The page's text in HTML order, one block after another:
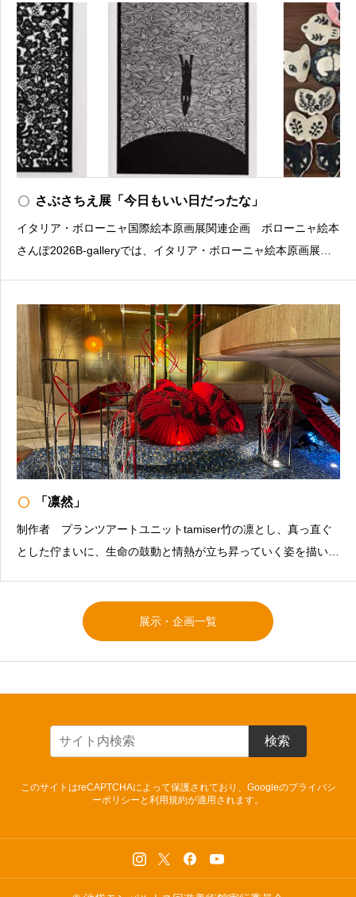
み処とナマちゃん〜」トキワ荘通りお休み処は以前はお米屋
radio_button_unchecked さぶさちえ展「今日もいい日だったな」
イタリア・ボローニャ国際絵本原画展関連企画 ボローニャ絵本
さんぽ2026B-galleryでは、イタリア・ボローニャ絵本原画展の
「今日もいい日だったな」を開催する運びとなり
radio_button_unchecked 「凛然」
制作者 プランツアートユニットtamiser竹の凛とし、真っ直ぐ
とした佇まいに、生命の鼓動と情熱が立ち昇っていく姿を描いた
展示・企画一覧
検索
このサイトはreCAPTCHAによって保護されており、Googleのプライバシ
ーポリシー と利用規約が適用されます。